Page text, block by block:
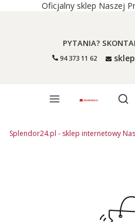
Oficjalny sklep Naszej
PYTANIA?
94 373 11 62
Splendor24.pl - sklep internetowy